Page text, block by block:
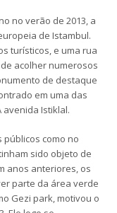
no verão de 2013, a
de Istambul.
turísticos, e uma rua
acolher numerosos
de destaque
em uma das
avenida Istiklal.
como no
sido objeto de
anos anteriores, os
parte da área verde
Gezi park, motivou o